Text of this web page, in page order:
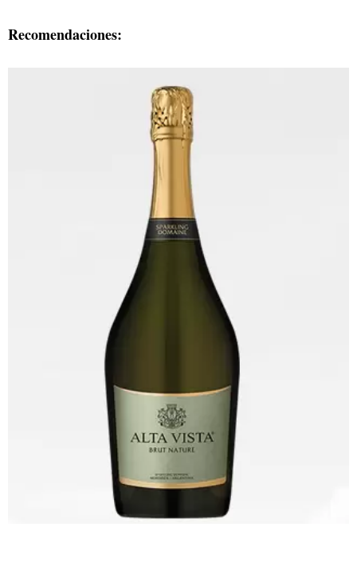
Recomendaciones: